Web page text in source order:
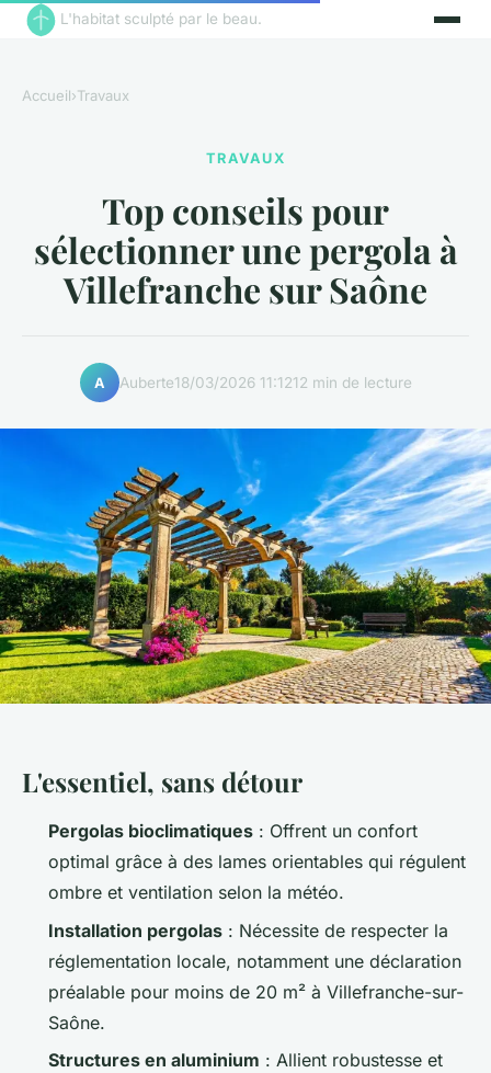
L'habitat sculpté par le beau.
Accueil›Travaux
TRAVAUX
Top conseils pour
sélectionner une pergola à
Villefranche sur Saône
A Auberte18/03/2026 11:1212 min de lecture
L'essentiel, sans détour
Pergolas bioclimatiques : Offrent un confort
optimal grâce à des lames orientables qui régulent
ombre et ventilation selon la météo.
Installation pergolas : Nécessite de respecter la
réglementation locale, notamment une déclaration
préalable pour moins de 20 m² à Villefranche-sur-
Saône.
Structures en aluminium : Allient robustesse et